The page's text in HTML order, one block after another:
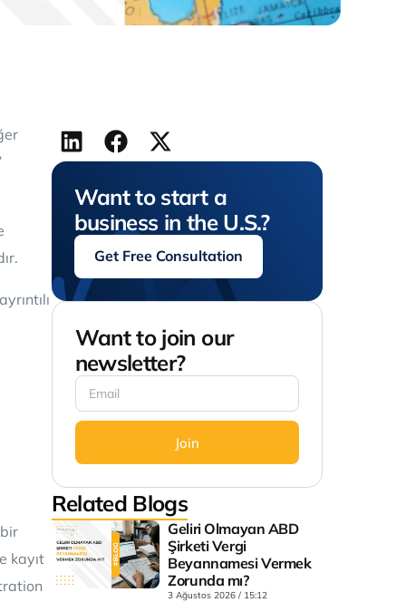
kayıt
Want to start a
business in the U.S.?
Get Free Consultation
Want to join our
newsletter?
Join
Related Blogs
Geliri Olmayan ABD
Şirketi Vergi
Beyannamesi Vermek
Zorunda mı?
3 Ağustos 2026 15:12